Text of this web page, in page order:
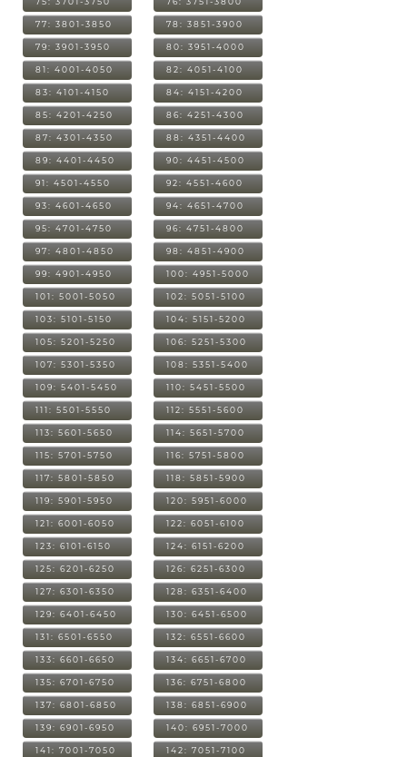
77: 3801-3850 78: 3851-3900
79: 3901-3950 80: 3951-4000
81: 4001-4050 82: 4051-4100
83: 4101-4150 84: 4151-4200
85: 4201-4250 86: 4251-4300
87: 4301-4350 88: 4351-4400
89: 4401-4450 90: 4451-4500
91: 4501-4550 92: 4551-4600
93: 4601-4650 94: 4651-4700
95: 4701-4750 96: 4751-4800
97: 4801-4850 98: 4851-4900
99: 4901-4950 100: 4951-5000
101: 5001-5050 102: 5051-5100
103: 5101-5150 104: 5151-5200
105: 5201-5250 106: 5251-5300
107: 5301-5350 108: 5351-5400
109: 5401-5450 110: 5451-5500
111: 5501-5550 112: 5551-5600
113: 5601-5650 114: 5651-5700
115: 5701-5750 116: 5751-5800
117: 5801-5850 118: 5851-5900
119: 5901-5950 120: 5951-6000
121: 6001-6050 122: 6051-6100
123: 6101-6150 124: 6151-6200
125: 6201-6250 126: 6251-6300
127: 6301-6350 128: 6351-6400
129: 6401-6450 130: 6451-6500
131: 6501-6550 132: 6551-6600
133: 6601-6650 134: 6651-6700
135: 6701-6750 136: 6751-6800
137: 6801-6850 138: 6851-6900
139: 6901-6950 140: 6951-7000
141: 7001-7050 142: 7051-7100